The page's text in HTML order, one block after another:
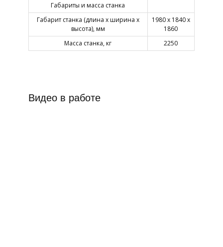
Габариты и масса станка
Габарит станка (длина х ширина х
высота), мм
1980 х 1840 х
1860
Масса станка, кг
2250
Видео в работе